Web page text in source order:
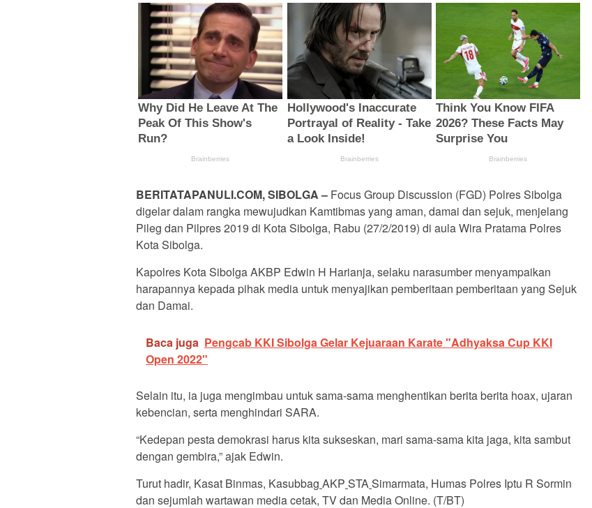
BERITATAPANULI.COM, SIBOLGA – Focus Group Discussion (FGD) Polres Sibolga
digelar dalam rangka mewujudkan Kamtibmas yang aman, damai dan sejuk, menjelang
Pileg dan Pilpres 2019 di Kota Sibolga, Rabu (27/2/2019) di aula Wira Pratama Polres
Kota Sibolga.
Kapolres Kota Sibolga AKBP Edwin H Harianja, selaku narasumber menyampaikan
harapannya kepada pihak media untuk menyajikan pemberitaan pemberitaan yang Sejuk
dan Damai.
Baca juga Pengcab KKI Sibolga Gelar Kejuaraan Karate "Adhyaksa Cup KKI
Open 2022"
Selain itu, ia juga mengimbau untuk sama-sama menghentikan berita berita hoax, ujaran
kebencian, serta menghindari SARA.
“Kedepan pesta demokrasi harus kita sukseskan, mari sama-sama kita jaga, kita sambut
dengan gembira,” ajak Edwin.
Turut hadir, Kasat Binmas, Kasubbag AKP STASimarmata, Humas Polres Iptu R Sormin
dan sejumlah wartawan media cetak, TV dan Media Online. (T/BT)